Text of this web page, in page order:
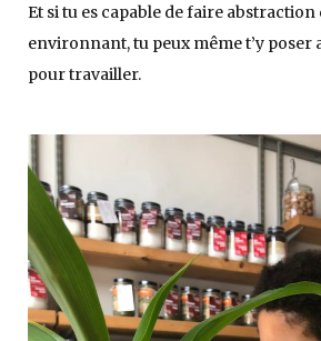
Et si tu es capable de faire
environnant, tu peux même t’y
pour travailler.